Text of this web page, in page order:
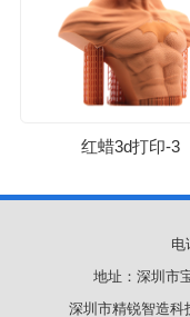
红蜡3d打印-3
电
地址：深圳市
深圳市精锐智造科